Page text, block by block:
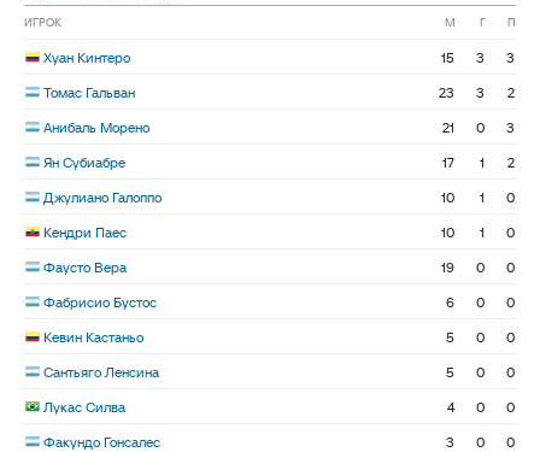
ИГРОК М Г П
Хуан Кинтеро 15 3
3
Томас Гальван
23 3
2
Анибаль Морено
21 0
3
Ян Субиабре
17 1
2
Джулиано Галоппо
10 1
0
Кендри Паес
10 1
0
Фаусто Вера
19 0
0
Фабрисио Бустос
6 0
0
Кевин Кастаньо
5 0
0
Сантьяго Ленсина
5 0
0
Лукас Силва
4 0
0
Факундо Гонсалес
3 0
0